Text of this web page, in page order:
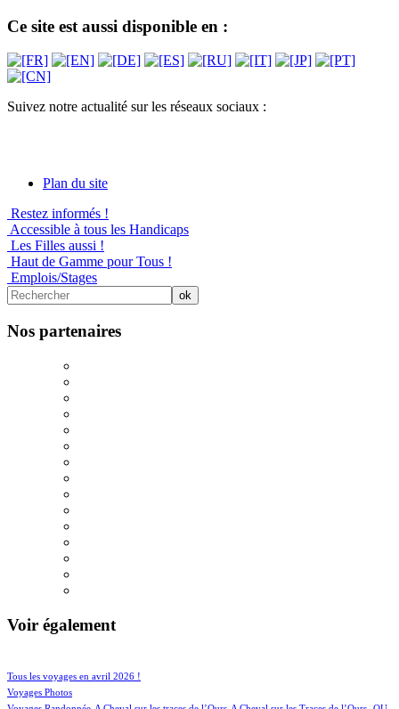
Ce site est aussi disponible en :
Suivez notre actualité sur les réseaux sociaux :
Plan du site
Restez informés !
Accessible à tous les Handicaps
Les Filles aussi !
Haut de Gamme pour Tous !
Emplois/Stages
Nos partenaires
Voir également
Tous les voyages en avril 2026 !
209/1005
Voyages Photos
159/1005